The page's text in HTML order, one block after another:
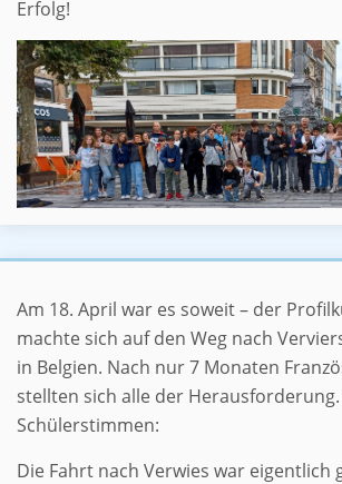
Erfolg!
Am 18. April war es soweit – der
machte sich auf den Weg nach
in Belgien. Nach nur 7 Monaten
stellten sich alle der
Schülerstimmen:
Die Fahrt nach Verwies war eigentlich